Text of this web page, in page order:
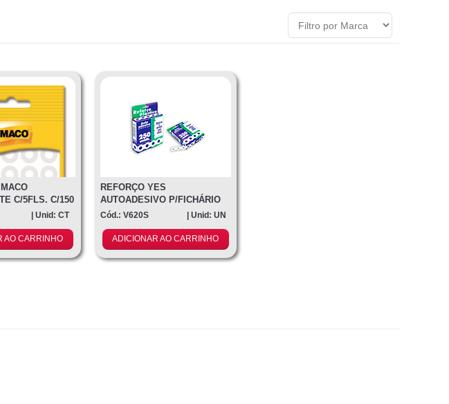
C/5FLS. C/150
| Unid: CT
AO CARRINHO
REFORÇO YES
AUTOADESIVO P/FICHÁRIO
CX.C/250
Cód.: V620S | Unid: UN
ADICIONAR AO CARRINHO